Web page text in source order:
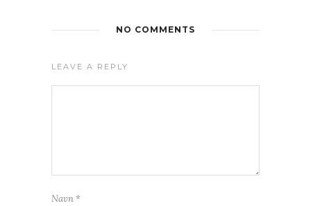
NO COMMENTS
LEAVE A REPLY
Navn *